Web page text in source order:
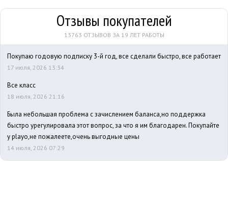
Отзывы покупателей
13763 ОТЗЫВОВ ЗА 19 ЛЕТ РАБОТЫ
Покупаю годовую подписку 3-й год, все сделали быстро, все работает
17 июля, 2026 13:34
Все класс
18 июля, 2026 21:16
Была небольшая проблема с зачислением баланса,но поддержка
быстро урегулировала этот вопрос, за что я им благодарен. Покупайте
у playo,не пожалеете,очень выгодные цены
14 июля, 2026 07:29